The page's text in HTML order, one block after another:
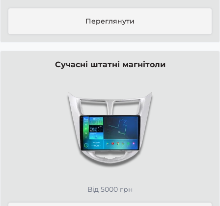
Переглянути
Сучасні штатні магнітоли
Від 5000 грн